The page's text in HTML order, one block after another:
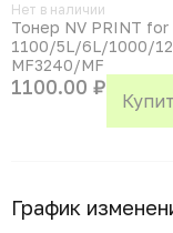
Нет в наличии
Тонер NV PRINT for
1100/5L/6L/1000/
MF3240/MF
1100.00 ₽
График